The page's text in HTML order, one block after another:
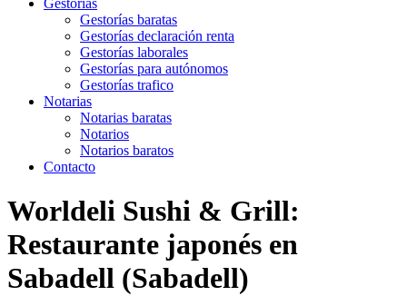
Gestorías
Gestorías baratas
Gestorías declaración renta
Gestorías laborales
Gestorías para autónomos
Gestorías trafico
Notarias
Notarias baratas
Notarios
Notarios baratos
Contacto
Worldeli Sushi & Grill:
Restaurante japonés en
Sabadell (Sabadell)